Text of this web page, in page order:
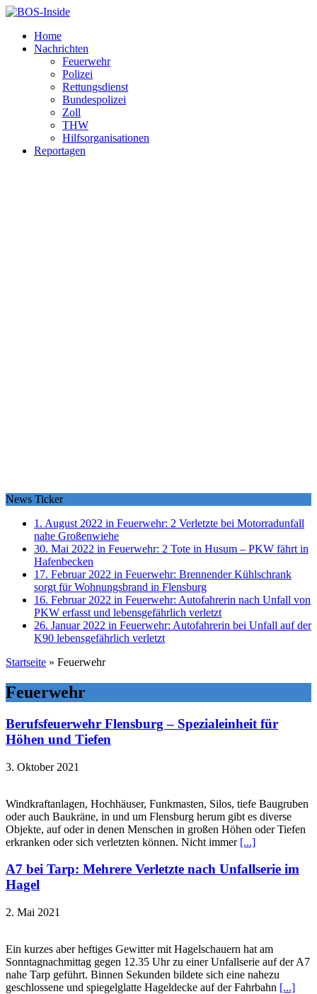
Home
Nachrichten
Feuerwehr
Polizei
Rettungsdienst
Bundespolizei
Zoll
THW
Hilfsorganisationen
Reportagen
News Ticker
1. August 2022 in Feuerwehr: 2 Verletzte bei Motorradunfall
nahe Großenwiehe
30. Mai 2022 in Feuerwehr: 2 Tote in Husum – PKW fährt in
Hafenbecken
17. Februar 2022 in Feuerwehr: Brennender Kühlschrank
sorgt für Wohnungsbrand in Flensburg
16. Februar 2022 in Feuerwehr: Autofahrerin nach Unfall von
PKW erfasst und lebensgefährlich verletzt
26. Januar 2022 in Feuerwehr: Autofahrerin bei Unfall auf der
K90 lebensgefährlich verletzt
Startseite » Feuerwehr
Feuerwehr
Berufsfeuerwehr Flensburg – Spezialeinheit für
Höhen und Tiefen
3. Oktober 2021
Windkraftanlagen, Hochhäuser, Funkmasten, Silos, tiefe Baugruben
oder auch Baukräne, in und um Flensburg herum gibt es diverse
Objekte, auf oder in denen Menschen in großen Höhen oder Tiefen
erkranken oder sich verletzten können. Nicht immer [...]
A7 bei Tarp: Mehrere Verletzte nach Unfallserie im
Hagel
2. Mai 2021
Ein kurzes aber heftiges Gewitter mit Hagelschauern hat am
Sonntagnachmittag gegen 12.35 Uhr zu einer Unfallserie auf der A7
nahe Tarp geführt. Binnen Sekunden bildete sich eine nahezu
geschlossene und spiegelglatte Hageldecke auf der Fahrbahn [...]